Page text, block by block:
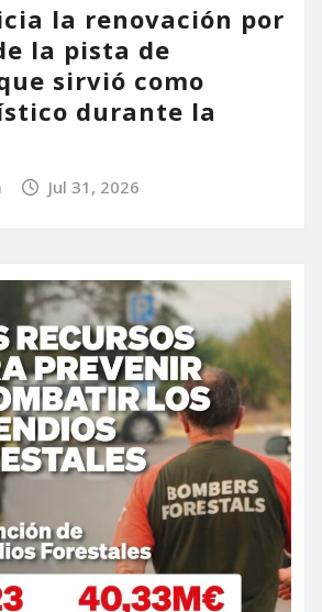
la renovación por
la pista de
sirvió como
durante la
Jul 31, 2026